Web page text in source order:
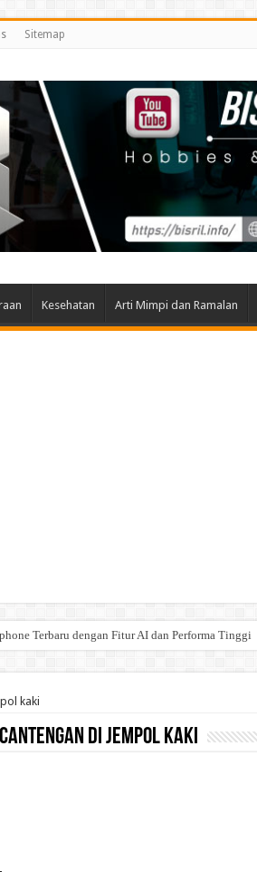
Sitemap
Kesehatan Arti Mimpi dan Ramalan
Terbaru dengan Fitur AI dan Performa Tinggi
kaki
di jempol kaki